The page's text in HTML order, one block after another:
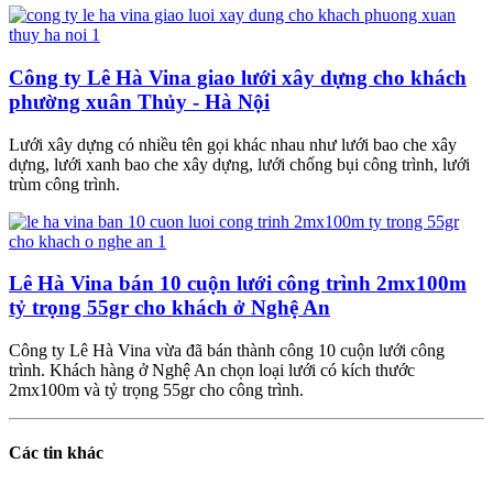
Công ty Lê Hà Vina giao lưới xây dựng cho khách
phường xuân Thủy - Hà Nội
Lưới xây dựng có nhiều tên gọi khác nhau như lưới bao che xây
dựng, lưới xanh bao che xây dựng, lưới chống bụi công trình, lưới
trùm công trình.
Lê Hà Vina bán 10 cuộn lưới công trình 2mx100m
tỷ trọng 55gr cho khách ở Nghệ An
Công ty Lê Hà Vina vừa đã bán thành công 10 cuộn lưới công
trình. Khách hàng ở Nghệ An chọn loại lưới có kích thước
2mx100m và tỷ trọng 55gr cho công trình.
Các tin khác